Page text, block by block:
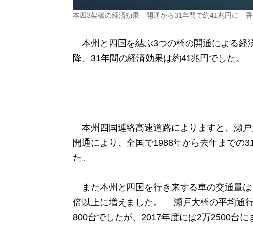
本四3架橋の経済効果 開通から31年間で約41兆円に 香
本州と四国を結ぶ3つの橋の開通による経
降、31年間の経済効果は約41兆円でした。
本州四国連絡高速道路によりますと、瀬
開通により、全国で1988年から去年までの
た。
また本州と四国を行き来する車の交通量
倍以上に増えました。 瀬戸大橋の平均通
800台でしたが、2017年度には2万2500台に